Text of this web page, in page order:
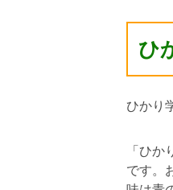
ひ
ひかり
「ひ
です。